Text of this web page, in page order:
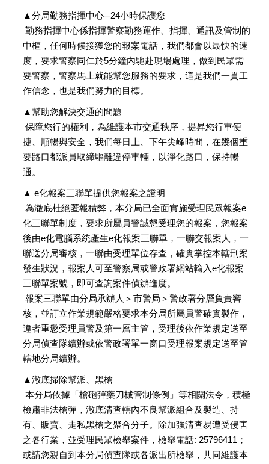
▲分局勤務指揮中心─24小時保護您
勤務指揮中心係指揮警察勤務運作、指揮、通訊及管制的
中樞，任何時候接獲您的報案電話，我們都會以最快的速
度，要求警察同仁於5分鐘內馳赴現場處理，做到民眾需
要警察，警察馬上就能幫您服務的要求，這是我們一貫工
作信念，也是我們努力的目標。
▲幫助您解決交通的問題
保障您行的權利，為維護本市交通秩序，提昇您行車便
捷、順暢與安全，我們每日上、下午尖峰時間，在幾個重
要路口都派員取締驅離違停車輛，以淨化路口，保持暢
通。
▲ e化報案三聯單提供您報案之證明
為澈底杜絕匿報積弊，本分局已全面實施受理民眾報案e
化三聯單制度，要求所屬員警誠懇受理您的報案，您報案
後由e化電腦系統產生e化報案三聯單，一聯交報案人，一
聯送分局審核，一聯由受理單位存查，確實掌控本轄刑案
發生狀況，報案人可至警察局或警政署網站輸入e化報案
三聯單案號，即可查詢案件偵辦進度。
報案三聯單由分局承辦人＞市警局＞警政署分層負責審
核，並訂立作業規範嚴格要求本分局所屬員警確實製作，
違者重懲受理員警及第一層主管，受理後依作業規定送至
分局偵查隊續辦或依警政署單一窗口受理報案規定送至管
轄地分局續辦。
▲澈底掃除幫派、黑槍
本分局依據「槍砲彈藥刀械管制條例」等相關法令，積極
檢肅非法槍彈，澈底清查轄內不良幫派組合及製造、持
有、販賣、走私黑槍之聚合分子。除加強清查易遭受侵害
之各行業，並受理民眾檢舉案件，檢舉電話: 25796411；
或請您親自到本分局偵查隊或各派出所檢舉，共同維護本